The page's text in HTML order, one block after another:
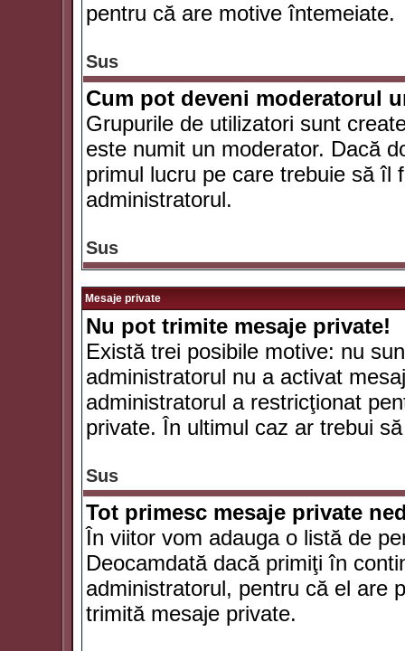
pentru că are motive întemeiate.
Sus
Cum pot deveni moderatorul
Grupurile de utilizatori sunt
este numit un moderator. Dacă
primul lucru pe care trebuie să îl
administratorul.
Sus
Mesaje private
Nu pot trimite mesaje private!
Există trei posibile motive: nu
administratorul nu a activat
administratorul a restricţionat
private. În ultimul caz ar trebui
Sus
Tot primesc mesaje private
În viitor vom adauga o listă de
Deocamdată dacă primiţi în
administratorul, pentru că el are
trimită mesaje private.